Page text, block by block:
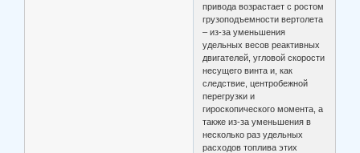
привода возрастает с ростом
грузоподъемности вертолета
– из-за уменьшения
удельных весов реактивных
двигателей, угловой скорости
несущего винта и, как
следствие, центробежной
перегрузки и
гироскопического момента, а
также из-за уменьшения в
несколько раз удельных
расходов топлива этих